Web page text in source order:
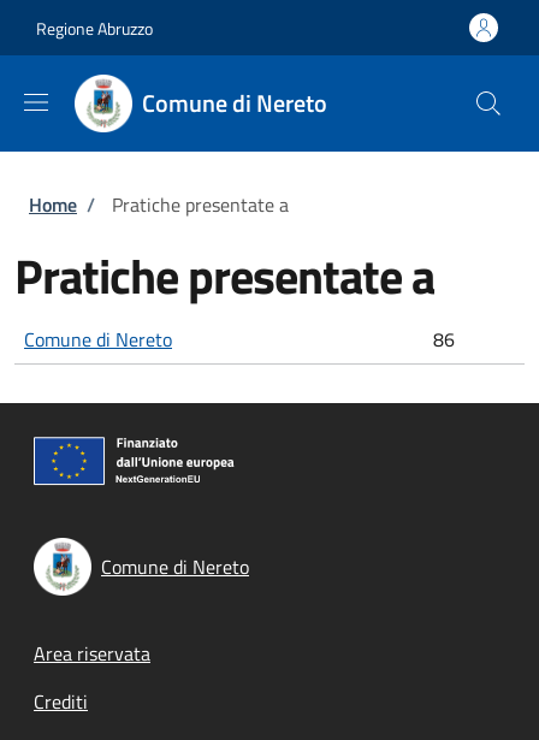
Regione Abruzzo
Comune di Nereto
Briciole di pane
Home / Pratiche presentate a
Pratiche presentate a
Comune di Nereto 86
Comune di Nereto
Footer menu
Area riservata
Crediti